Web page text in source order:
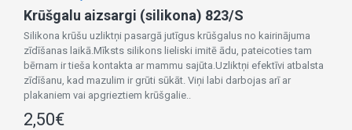
Krūšgalu aizsargi (silikona) 823/S
Silikona krūšu uzliktņi pasargā jutīgus krūšgalus no kairinājuma
zīdīšanas laikā.Mīksts silikons lieliski imitē ādu, pateicoties tam
bērnam ir tieša kontakta ar mammu sajūta.Uzliktņi efektīvi atbalsta
zīdīšanu, kad mazulim ir grūti sūkāt. Viņi labi darbojas arī ar
plakaniem vai apgrieztiem krūšgalie..
2,50€